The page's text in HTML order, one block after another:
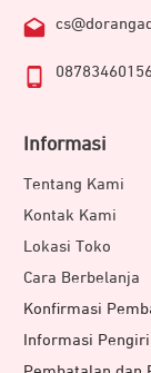
Informasi
Tentang Kami
Kontak Kami
Lokasi Toko
Cara Berbelanja
Konfirmasi
Informasi